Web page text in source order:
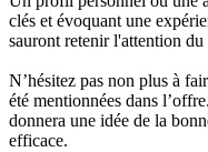
clés et évoquant une
sauront retenir l'attention du
N’hésitez pas non plus à
été mentionnées dans
donnera une idée de la
efficace.